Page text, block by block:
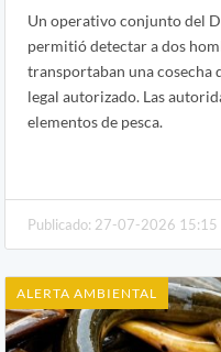
Un operativo conjunto del
permitió detectar a dos
transportaban una cosecha
legal autorizado. Las
elementos de pesca.
Publicado: 27-07-2026 15:15
ALERTA AMBIENTAL